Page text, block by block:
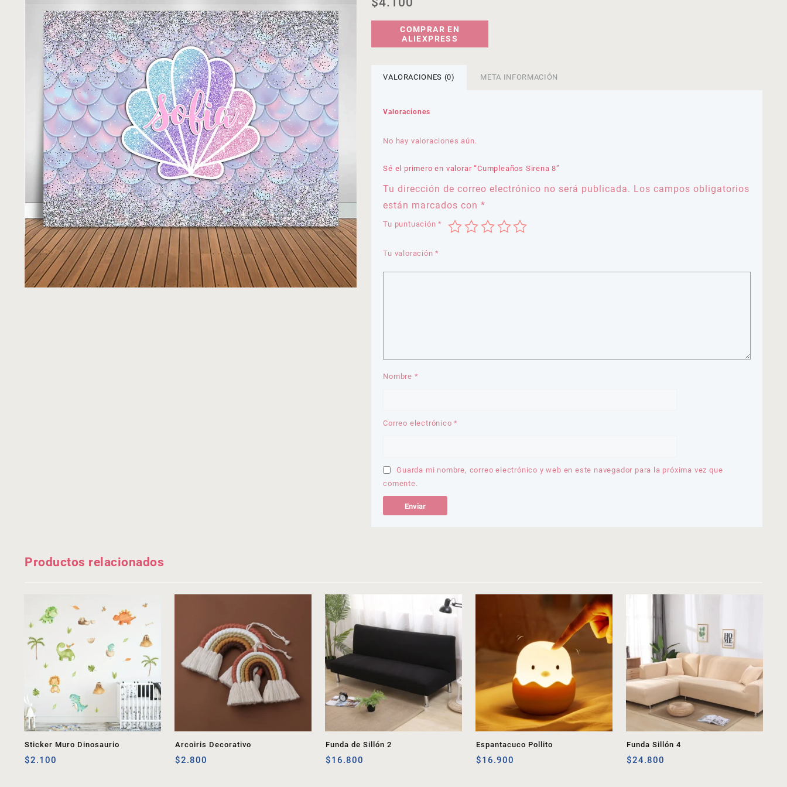
COMPRAR EN
ALIEXPRESS
VALORACIONES (0) META INFORMACIÓN
Valoraciones
No hay valoraciones aún.
Sé el primero en valorar “Cumpleaños Sirena 8”
Tu dirección de correo electrónico no será publicada. Los campos obligatorios
están marcados con*
Tu puntuación*
Tu valoración*
Nombre *
Correo electrónico*
Guarda mi nombre, correo electrónico y web en este navegador para la próxima vez que
comente.
Productos relacionados
Sticker Muro Dinosaurio
$2.100
Arcoiris Decorativo
$2.800
Funda de Sillón 2
$16.800
Espantacuco Pollito
$16.900
Funda Sillón 4
$24.800